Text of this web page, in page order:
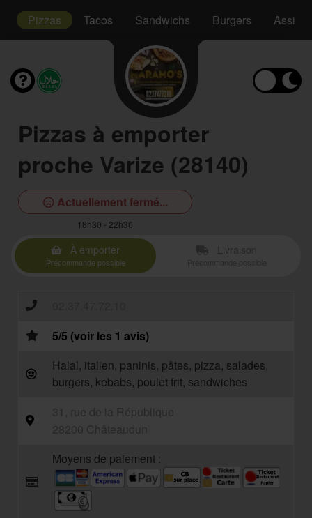
Pizzas Tacos Sandwichs Burgers
Pizzas à emporter
proche Varize (28140)
Actuellement fermé...
18h30 - 22h30
À emporter
Précommande possible
5/5 (voir les 1 avis)
Halal, italien, paninis, pâtes, pizza, salades,
burgers, kebabs, poulet frit, sandwiches
Moyens de paiement :